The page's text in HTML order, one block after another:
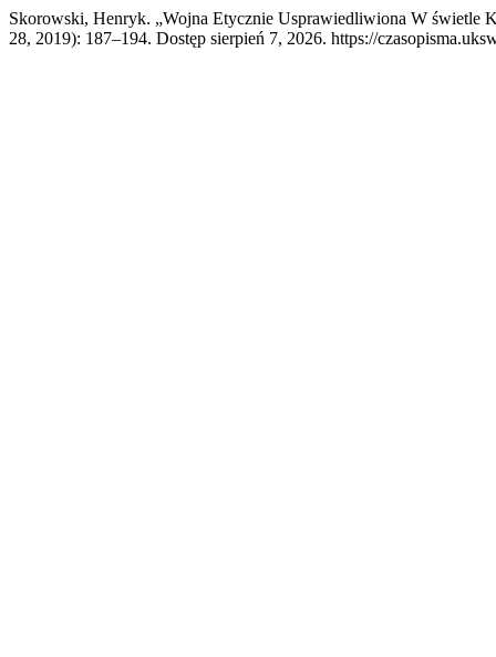
Skorowski, Henryk. „Wojna Etycznie Usprawiedliwiona W świetle
28, 2019): 187–194. Dostęp sierpień 7, 2026. https://